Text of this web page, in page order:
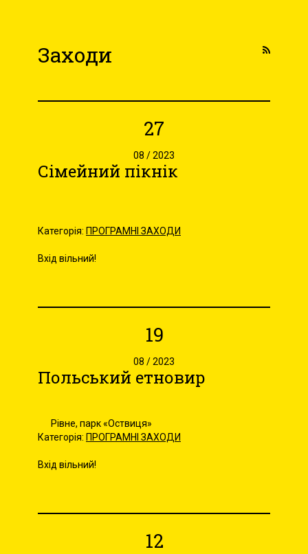
Заходи
27
08 / 2023
Сімейний пікнік
Категорія: ПРОГРАМНІ ЗАХОДИ
Вхід вільний!
19
08 / 2023
Польський етновир
Рівне, парк «Оствиця»
Категорія: ПРОГРАМНІ ЗАХОДИ
Вхід вільний!
12